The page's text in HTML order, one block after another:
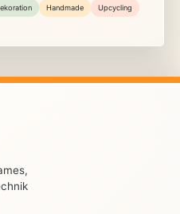
Handmade Upcycling